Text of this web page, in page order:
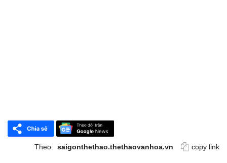
Theo: saigonthethao.thethaovanhoa.vn copy link